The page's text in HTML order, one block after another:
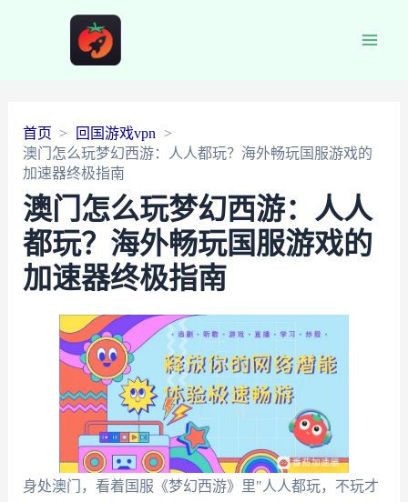
首页
回国游戏vpn
澳门怎么玩梦幻西游：人人都玩？海外畅玩国服游戏的
加速器终极指南
澳门怎么玩梦幻西游：人人
都玩？海外畅玩国服游戏的
加速器终极指南
身处澳门，看着国服《梦幻西游》里"人人都玩，不玩才